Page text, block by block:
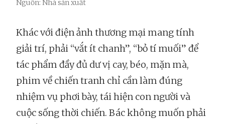
Nguồn: Nhà sản xuất
Khác với điện ảnh thương mại mang tính
giải trí, phải “vắt ít chanh”, “bỏ tí muối” để
tác phẩm đầy đủ dư vị cay, béo, mặn mà,
phim về chiến tranh chỉ cần làm đúng
nhiệm vụ phơi bày, tái hiện con người và
cuộc sống thời chiến. Bác không muốn phải